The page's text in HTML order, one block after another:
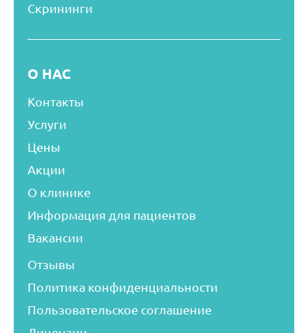
Скрининги
О НАС
Контакты
Услуги
Цены
Акции
О клинике
Информация для пациентов
Вакансии
Отзывы
Политика конфиденциальности
Пользовательское соглашение